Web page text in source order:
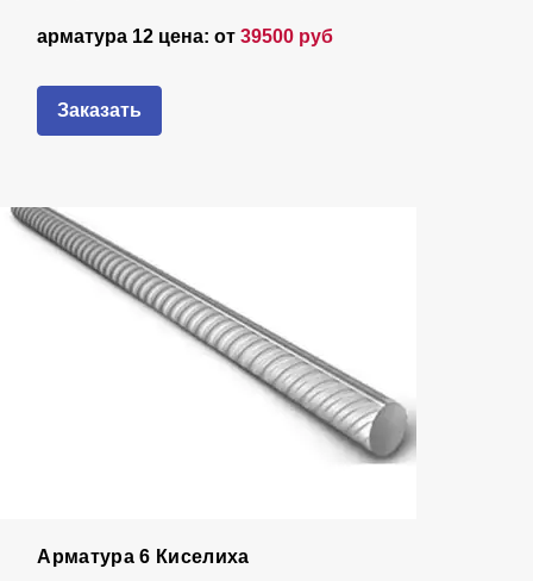
арматура 12 цена: от39500 руб
Заказать
Арматура 6 Киселиха